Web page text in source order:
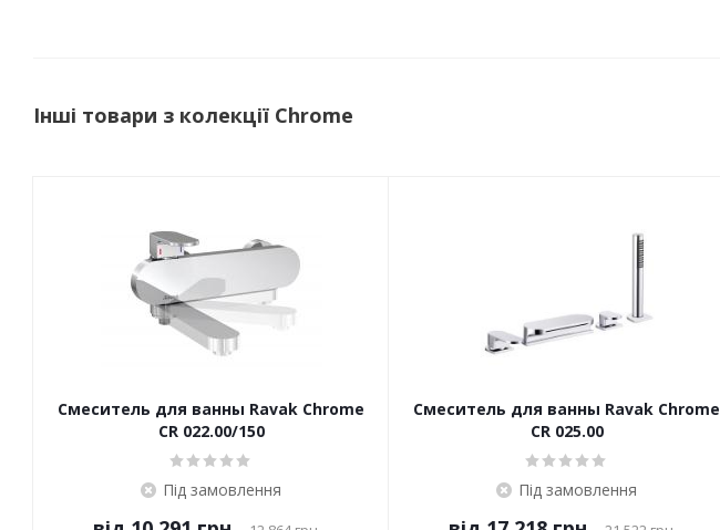
Інші товари з колекції Chrome
Смеситель для ванны Ravak Chrome
CR 022.00/150
Під замовлення
Смеситель для ванны Ravak Chrome
CR 025.00
Під замовлення